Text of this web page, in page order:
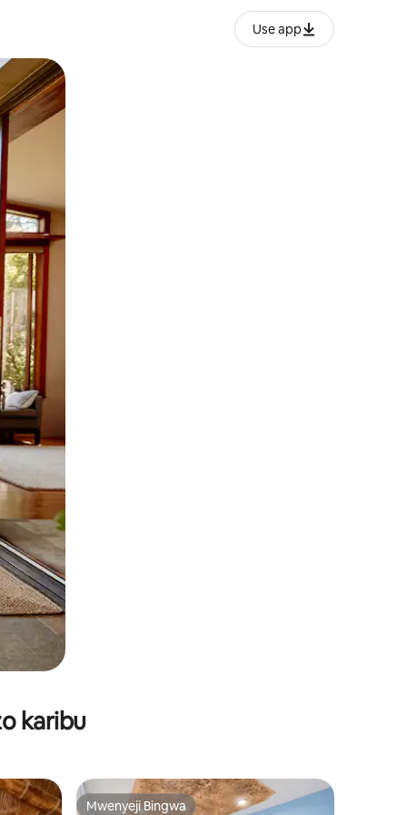
Use app
kidole kwenye ishara.
karibu
Mwenyeji Bingwa